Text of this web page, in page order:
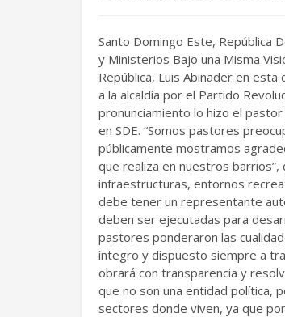
Santo Domingo Este, República
y Ministerios Bajo una Misma
República, Luis Abinader en
a la alcaldía por el Partido
pronunciamiento lo hizo el
en SDE. “Somos pastores
públicamente mostramos
que realiza en nuestros
infraestructuras, entornos
debe tener un representante
deben ser ejecutadas para
pastores ponderaron las
íntegro y dispuesto siempre a
obrará con transparencia y
que no son una entidad política,
sectores donde viven, ya que